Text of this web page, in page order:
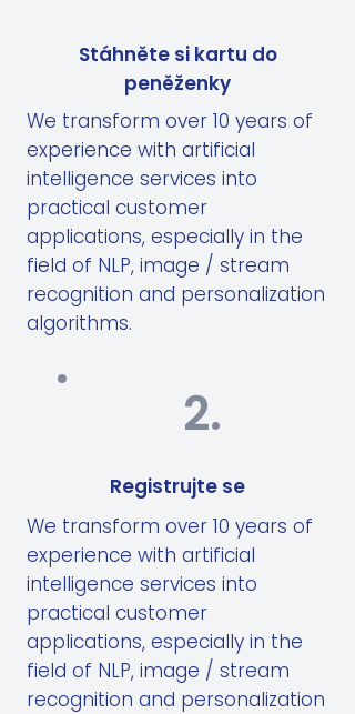
Stáhněte si kartu do
peněženky
We transform over 10 years of
experience with artificial
intelligence services into
practical customer
applications, especially in the
field of NLP, image / stream
recognition and personalization
algorithms.
2.
Registrujte se
We transform over 10 years of
experience with artificial
intelligence services into
practical customer
applications, especially in the
field of NLP, image / stream
recognition and personalization